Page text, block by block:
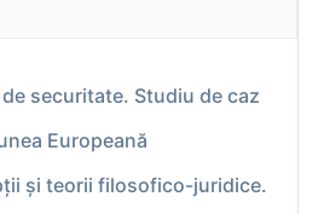
securitate. Studiu de caz
Europeană
și teorii filosofico-juridice.